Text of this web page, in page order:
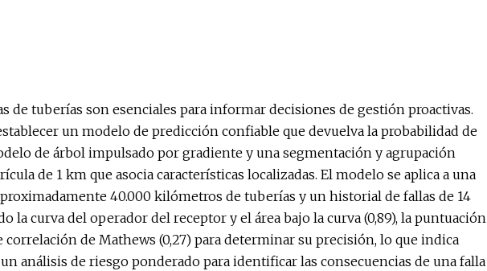
de tuberías son esenciales para informar decisiones de gestión proactivas.
un modelo de predicción confiable que devuelva la probabilidad de
de árbol impulsado por gradiente y una segmentación y agrupación
de 1 km que asocia características localizadas. El modelo se aplica a una
40.000 kilómetros de tuberías y un historial de fallas de 14
la curva del operador del receptor y el área bajo la curva (0,89), la puntuación
correlación de Mathews (0,27) para determinar su precisión, lo que indica
análisis de riesgo ponderado para identificar las consecuencias de una falla